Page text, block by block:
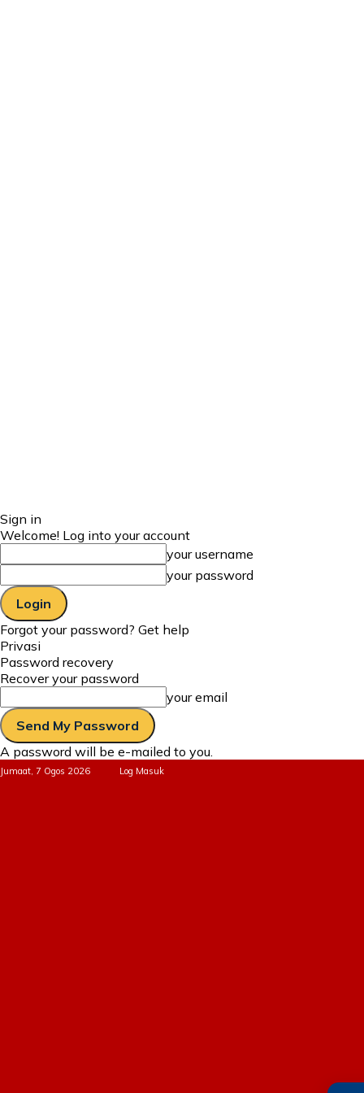
Sign in
Welcome! Log into your account
your username
your password
Forgot your password? Get help
Privasi
Password recovery
Recover your password
your email
A password will be e-mailed to you.
Jumaat, 7 Ogos 2026 Log Masuk